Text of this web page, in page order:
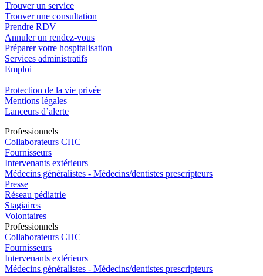
Trouver un service
Trouver une consultation
Prendre RDV
Annuler un rendez-vous
Préparer votre hospitalisation
Services administratifs
Emploi​
Protection de la vie privée
Mentions légales
Lanceurs d’alerte
Professionnels
Collaborateurs CHC
Fournisseurs
Intervenants extérieurs
Médecins généralistes - Médecins/dentistes prescripteurs
Presse
Réseau pédiatrie
Stagiaires
Volontaires
Professionnels
Collaborateurs CHC
Fournisseurs
Intervenants extérieurs
Médecins généralistes - Médecins/dentistes prescripteurs